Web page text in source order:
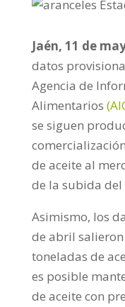
Jaén, 11 de
datos
Agencia de
Alimentarios
se siguen
de aceite al
de la subida del
Asimismo, los
de abril
toneladas de
es posible
de aceite con